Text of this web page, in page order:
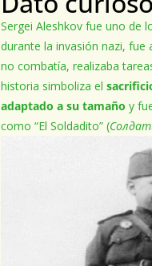
Sergei Aleshkov fue uno de
durante la invasión nazi, fue
no combatía, realizaba
historia simboliza el
adaptado a su tamaño y
como “El Soldadito” (